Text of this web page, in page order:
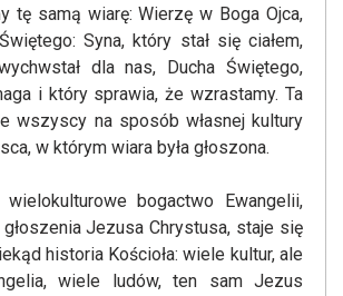
tę samą wiarę: Wierzę w Boga Ojca,
Syna, który stał się ciałem,
dla nas, Ducha Świętego,
i który sprawia, że wzrastamy. Ta
wszyscy na sposób własnej kultury
w którym wiara była głoszona.
bogactwo Ewangelii,
Jezusa Chrystusa, staje się
historia Kościoła: wiele kultur, ale
wiele ludów, ten sam Jezus